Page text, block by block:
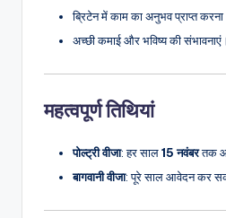
ब्रिटेन में काम का अनुभव प्राप्त
अच्छी कमाई और भविष्य की संभावनाएं।
महत्वपूर्ण तिथियां
पोल्ट्री वीजा: हर साल15 नवंबरतक
बागवानी वीजा: पूरे साल आवेदन कर